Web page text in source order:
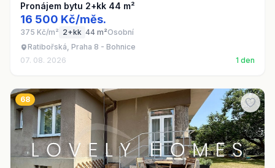
Pronájem bytu 2+kk 44 m²
16 500 Kč/měs.
375 Kč/m² 2+kk 44 m²Osobní
Ratibořská, Praha 8 - Bohnice
07. 08. 2026
1 den
68